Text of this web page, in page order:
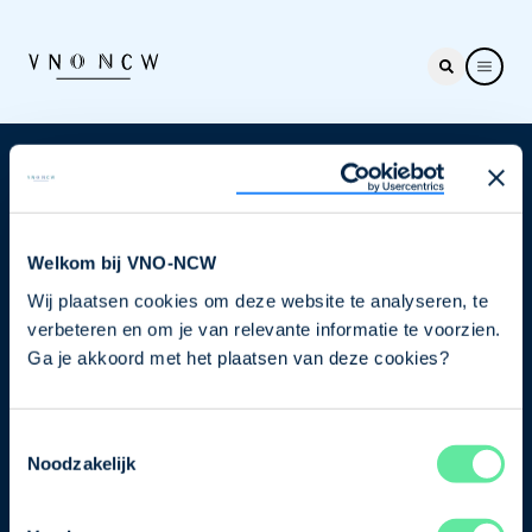
Welkom bij VNO-NCW
Wij plaatsen cookies om deze website te analyseren, te
verbeteren en om je van relevante informatie te voorzien.
Ga je akkoord met het plaatsen van deze cookies?
Noodzakelijk
Nieuwsbrief
je nu in voor de VNO-NCW nieuwsbrief.
Schrijf je in
Direct naar
Ons verhaal